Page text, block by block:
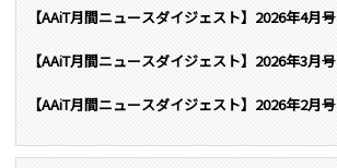
【AAiT月間ニュースダイジェスト】2026年4月号
【AAiT月間ニュースダイジェスト】2026年3月号
【AAiT月間ニュースダイジェスト】2026年2月号